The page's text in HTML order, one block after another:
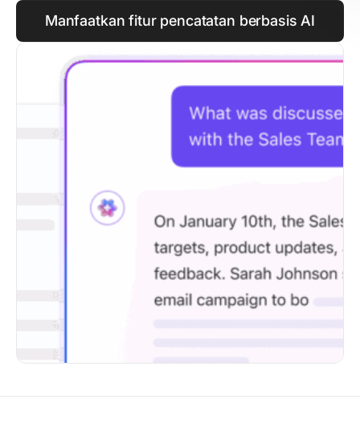
Manfaatkan fitur pencatatan berbasis AI